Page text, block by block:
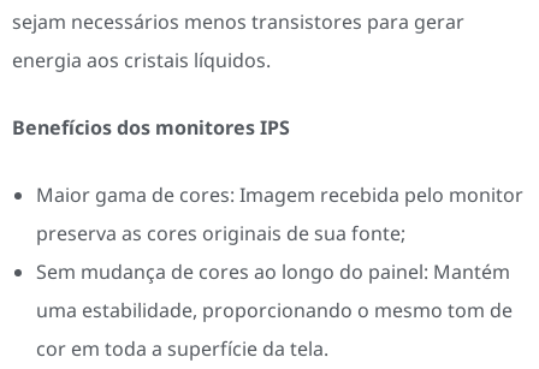
sejam necessários menos transistores para gerar
energia aos cristais líquidos.
Benefícios dos monitores IPS
Maior gama de cores: Imagem recebida pelo monitor
preserva as cores originais de sua fonte;
Sem mudança de cores ao longo do painel: Mantém
uma estabilidade, proporcionando o mesmo tom de
cor em toda a superfície da tela.